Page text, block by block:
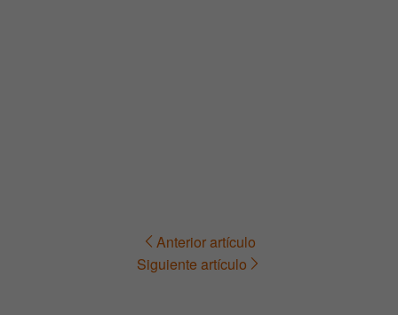
Navegación Anterior artículo
Siguiente artículo